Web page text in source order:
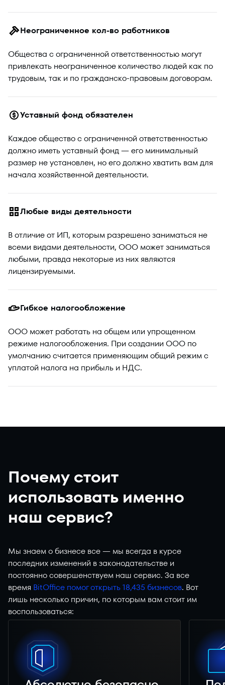
Неограниченное кол-во работников
Общества с ограниченной ответственностью могут
привлекать неограниченное количество людей как по
трудовым, так и по гражданско-правовым договорам.
Уставный фонд обязателен
Каждое общество с ограниченной ответственностью
должно иметь уставный фонд — его минимальный
размер не установлен, но его должно хватить вам для
начала хозяйственной деятельности.
Любые виды деятельности
В отличие от ИП, которым разрешено заниматься не
всеми видами деятельности, ООО может заниматься
любыми, правда некоторые из них являются
лицензируемыми.
Гибкое налогообложение
ООО может работать на общем или упрощенном
режиме налогообложения. При создании ООО по
умолчанию считается применяющим общий режим с
уплатой налога на прибыль и НДС.
Почему стоит
использовать именно
наш сервис?
Мы знаем о бизнесе все — мы всегда в курсе
последних изменений в законодательстве и
постоянно совершенствуем наш сервис. За все
время BitOffice помог открыть 18,435 бизнесов. Вот
лишь несколько причин, по которым вам стоит им
воспользоваться: